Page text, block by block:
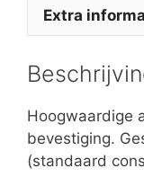
Extra
Hoogwaardige
bevestiging.
(standaard